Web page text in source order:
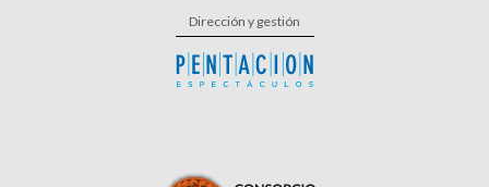
Dirección y gestión